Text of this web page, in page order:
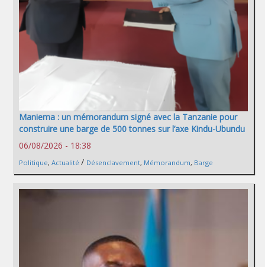
Maniema : un mémorandum signé avec la Tanzanie pour
construire une barge de 500 tonnes sur l’axe Kindu-Ubundu
06/08/2026 - 18:38
Politique, Actualité / Désenclavement, Mémorandum, Barge